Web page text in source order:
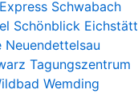
Schwabach
Schönblick Eichstätt
Neuendettelsau
Tagungszentrum
Wemding